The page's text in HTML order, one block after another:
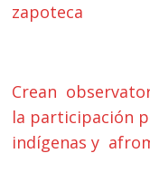
zapoteca
Crean
la participación
indígenas y